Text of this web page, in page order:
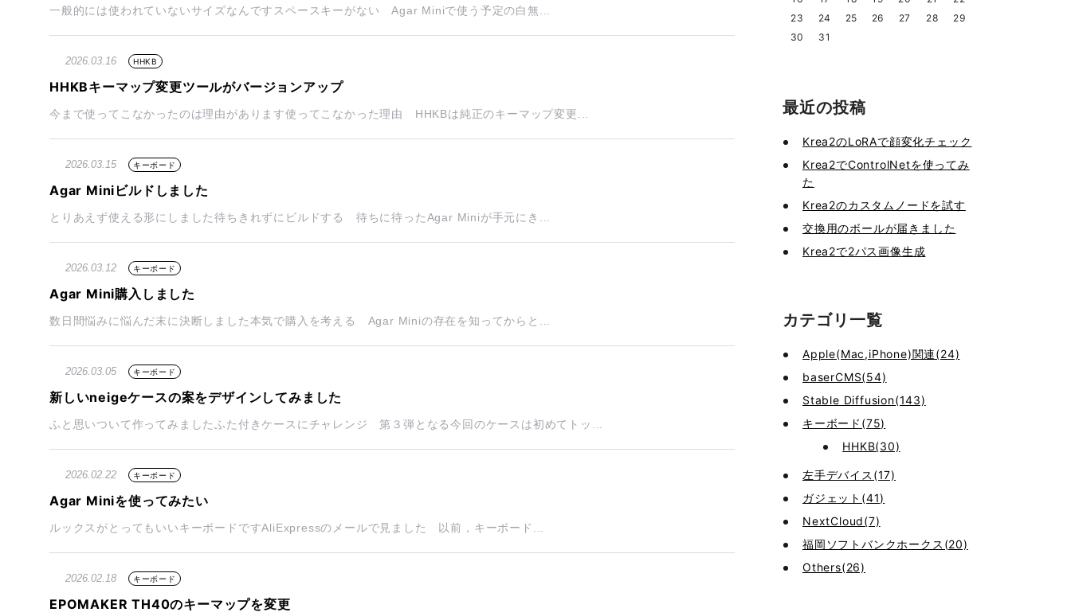
一般的には使われていないサイズなんですスペースキーがない Agar Miniで使う予定の白無...
2026.03.16 HHKB
HHKBキーマップ変更ツールがバージョンアップ
今まで使ってこなかったのは理由があります使ってこなかった理由 HHKBは純正のキーマップ変更...
2026.03.15 キーボード
Agar Miniビルドしました
とりあえず使える形にしました待ちきれずにビルドする 待ちに待ったAgar Miniが手元にき...
2026.03.12 キーボード
Agar Mini購入しました
数日間悩みに悩んだ末に決断しました本気で購入を考える Agar Miniの存在を知ってからと...
2026.03.05 キーボード
新しいneigeケースの案をデザインしてみました
ふと思いついて作ってみましたふた付きケースにチャレンジ 第３弾となる今回のケースは初めてトッ...
2026.02.22 キーボード
Agar Miniを使ってみたい
ルックスがとってもいいキーボードですAliExpressのメールで見ました 以前，キーボード...
2026.02.18 キーボード
EPOMAKER TH40のキーマップを変更
23
24 25 26 27 28
29
30
31
最近の投稿
Krea2のLoRAで顔変化チェック
Krea2でControlNetを使ってみ
た
Krea2のカスタムノードを試す
交換用のボールが届きました
Krea2で2パス画像生成
カテゴリ一覧
Apple(Mac,iPhone)関連(24)
baserCMS(54)
Stable Diffusion(143)
キーボード(75)
HHKB(30)
左手デバイス(17)
ガジェット(41)
NextCloud(7)
福岡ソフトバンクホークス(20)
Others(26)